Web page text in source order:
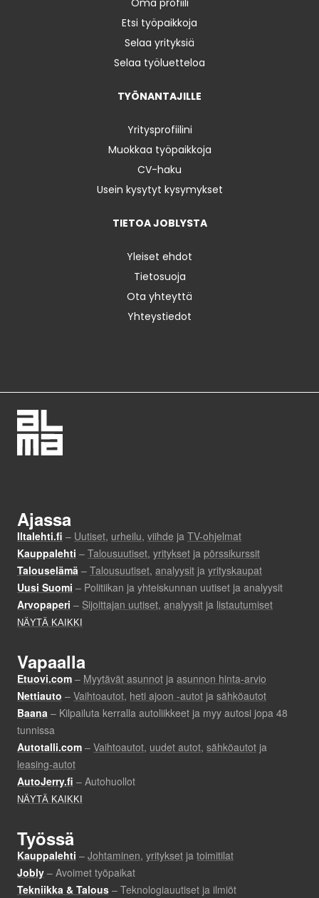
Oma profiili
Etsi työpaikkoja
Selaa yrityksiä
Selaa työluetteloa
TYÖNANTAJILLE
Yritysprofiilini
Muokkaa työpaikkoja
CV-haku
Usein kysytyt kysymykset
TIETOA JOBLYSTA
Yleiset ehdot
Tietosuoja
Ota yhteyttä
Yhteystiedot